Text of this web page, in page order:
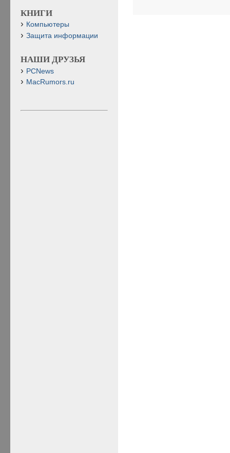
КНИГИ
Компьютеры
Защита информации
НАШИ ДРУЗЬЯ
PCNews
MacRumors.ru